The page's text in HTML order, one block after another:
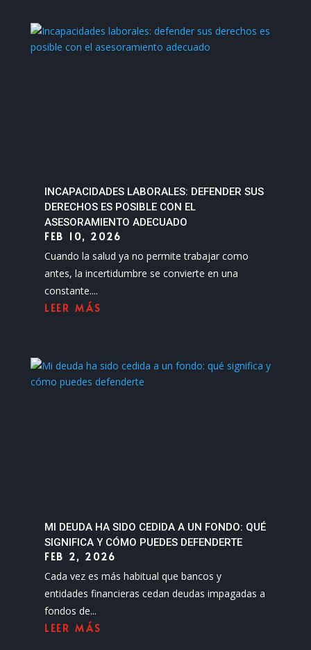
INCAPACIDADES LABORALES: DEFENDER SUS
DERECHOS ES POSIBLE CON EL
ASESORAMIENTO ADECUADO
FEB 10, 2026
Cuando la salud ya no permite trabajar como
antes, la incertidumbre se convierte en una
constante....
LEER MÁS
MI DEUDA HA SIDO CEDIDA A UN FONDO: QUÉ
SIGNIFICA Y CÓMO PUEDES DEFENDERTE
FEB 2, 2026
Cada vez es más habitual que bancos y
entidades financieras cedan deudas impagadas a
fondos de...
LEER MÁS